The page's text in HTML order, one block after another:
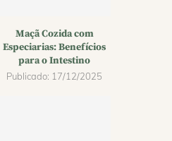
Maçã Cozida com
Especiarias: Benefícios
para o Intestino
Publicado: 17/12/2025